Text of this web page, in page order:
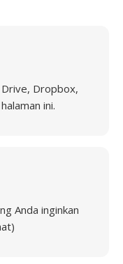
Dropbox,
ini.
Anda inginkan